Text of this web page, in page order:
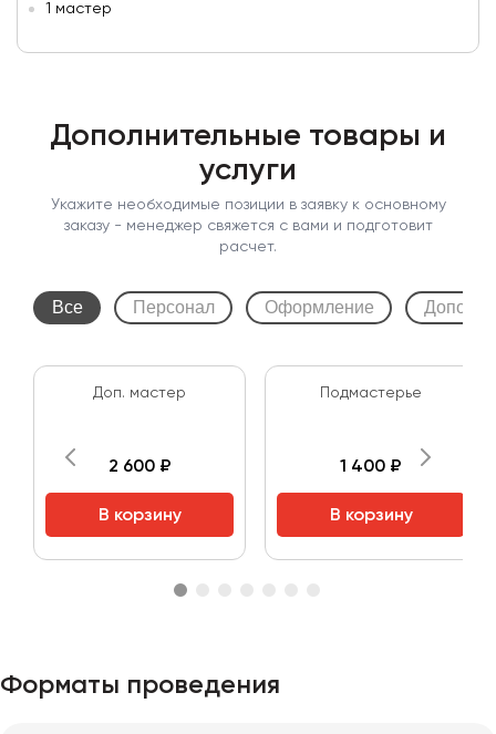
1 мастер
Дополнительные товары и
услуги
Укажите необходимые позиции в заявку к основному
заказу - менеджер свяжется с вами и подготовит
расчет.
Все Персонал Оформление
Доп. мастер
2 600 ₽
В корзину
Подмастерье
1 400 ₽
В корзину
Форматы проведения